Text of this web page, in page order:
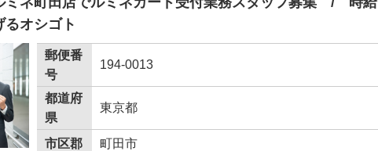
オシゴト
郵便番
号
194-0013
都道府
県
東京都
市区郡
町田市